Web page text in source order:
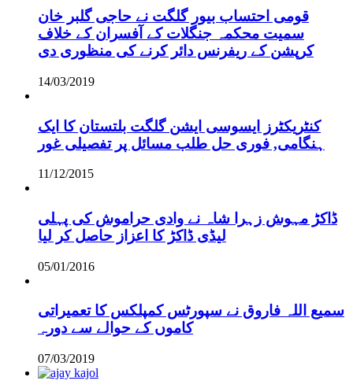
قومی احتساب بیور گلگت نے حاجی گلبر خان
سمیت محکمہ جنگلات کے آفسران کے خلاف
کرپشن کے ریفرنس دائر کرنے کی منظوری دی
14/03/2019
کنٹریکٹرز ایسوسی ایشن گلگت بلتستان کا ایک
ہنگامی, فوری حل طلب مسائل پر تفصیلی غور
11/12/2015
ڈاکڑ مہوش زہرا شاہ نے وادی حراموش کی پہلی
لیڈی ڈاکڑ کا اعزاز حاصل کر لیا
05/01/2016
سمیع اللہ فاروق نے سپورٹس کمپلکس کا تعمیراتی
کاموں کے حوالے سے دورہ
07/03/2019